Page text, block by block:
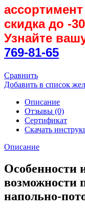
скидка до -
Узнайте
769-81-65
Сравнить
Добавить в список
Описание
Отзывы (0)
Сертификат
Скачать
Описание
Особенности
возможности
напольно-